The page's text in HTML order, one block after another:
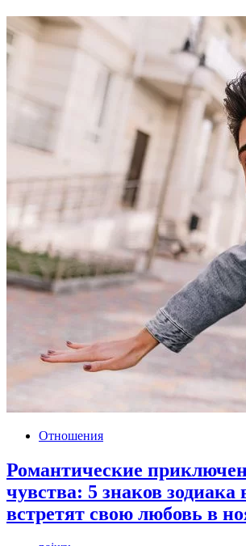
Отношения
Романтические
чувства: 5 знаков зодиака
встретят свою любовь в